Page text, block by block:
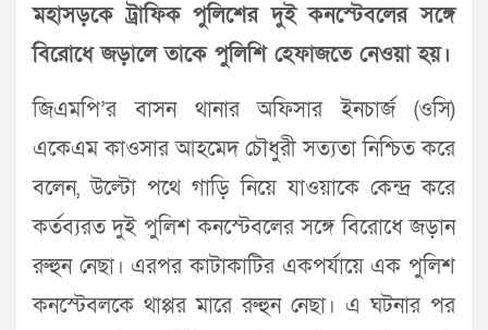
মহাসড়কে ট্রাফিক পুলিশের দুই কনস্টেবলের সঙ্গে
বিরোধে জড়ালে তাকে পুলিশি হেফাজতে নেওয়া হয়।
জিএমপি’র বাসন থানার অফিসার ইনচার্জ (ওসি)
একেএম কাওসার আহমেদ চৌধুরী সত্যতা নিশ্চিত করে
বলেন, উল্টো পথে গাড়ি নিয়ে যাওয়াকে কেন্দ্র করে
কর্তব্যরত দুই পুলিশ কনস্টেবলের সঙ্গে বিরোধে জড়ান
রুহুন নেছা। এরপর কাটাকাটির একপর্যায়ে এক পুলিশ
কনস্টেবলকে থাপ্পর মারে রুহুন নেছা। এ ঘটনার পর